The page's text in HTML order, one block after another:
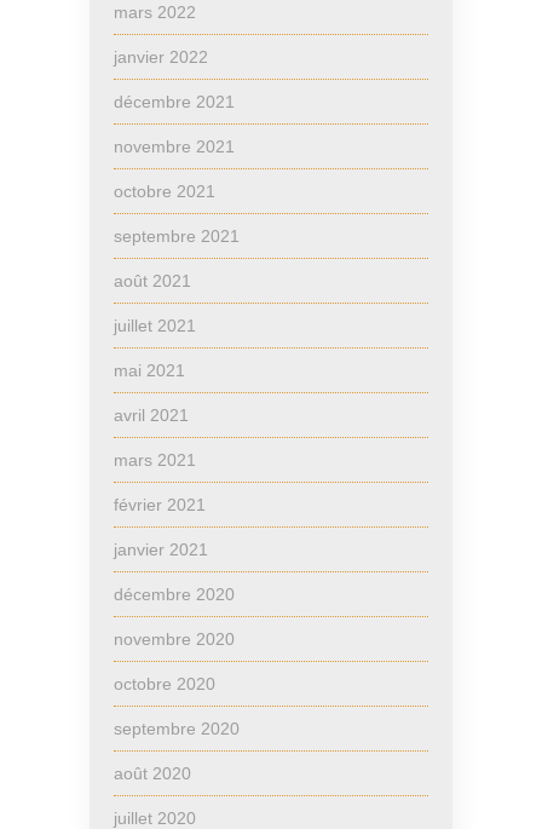
mars 2022
janvier 2022
décembre 2021
novembre 2021
octobre 2021
septembre 2021
août 2021
juillet 2021
mai 2021
avril 2021
mars 2021
février 2021
janvier 2021
décembre 2020
novembre 2020
octobre 2020
septembre 2020
août 2020
juillet 2020